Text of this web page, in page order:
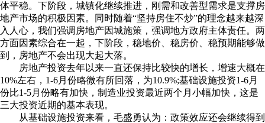
体平稳。下阶段，城镇化继续推进，刚需和改善型需求是支撑房
地产市场的积极因素。同时随着“坚持房住不炒”的理念越来越深
入人心，我们强调房地产因城施策，强调地方政府主体责任。两
方面因素综合在一起，下阶段，稳地价、稳房价、稳预期能够做
到，房地产不会出现大起大落。
房地产投资去年以来一直还保持比较快的增长，增速大概在
10%左右，1-6月份略微有所回落，为10.9%;基础设施投资1-6月
份比1-5月份略有加快，制造业投资最近两个月小幅加快，这是
三大投资近期的基本表现。
从基础设施投资来看，毛盛勇认为：政策效应还会继续得到